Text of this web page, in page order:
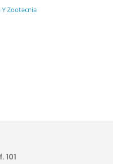
Zootecnia
101